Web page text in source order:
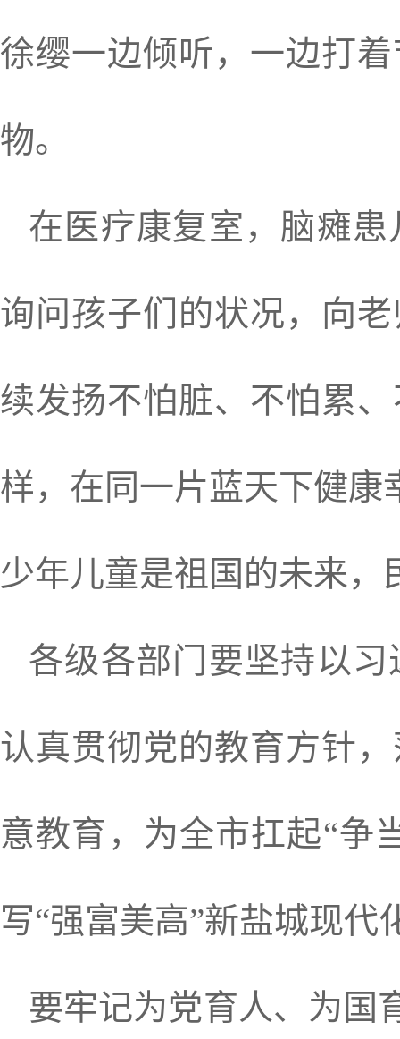
徐缨一边倾听，一边打
物。
在医疗康复室，脑瘫
询问孩子们的状况，向
续发扬不怕脏、不怕累
样，在同一片蓝天下健康
少年儿童是祖国的未来
各级各部门要坚持以
认真贯彻党的教育方针
意教育，为全市扛起“争
写“强富美高”新盐城现
要牢记为党育人、为国